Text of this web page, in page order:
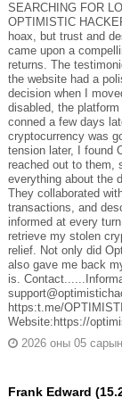
SEARCHING FOR
OPTIMISTIC
hoax, but trust and
came upon a
returns. The
the website had a
decision when I
disabled, the
conned a few days
cryptocurrency was
tension later, I found
reached out to them,
everything about the
They collaborated
transactions, and
informed at every
retrieve my stolen
relief. Not only did
also gave me back
is.
https:t.me/
Website:https://
2026 оны 05
Frank Edward